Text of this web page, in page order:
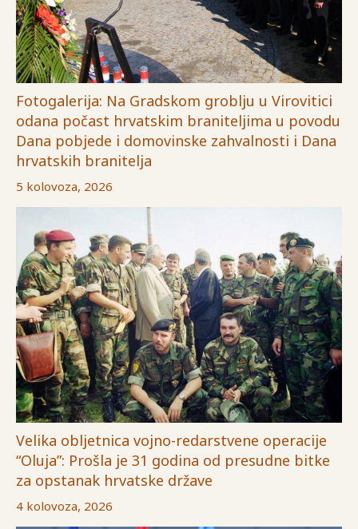
Fotogalerija: Na Gradskom groblju u Virovitici
odana počast hrvatskim braniteljima u povodu
Dana pobjede i domovinske zahvalnosti i Dana
hrvatskih branitelja
5 kolovoza, 2026
Velika obljetnica vojno-redarstvene operacije
“Oluja”: Prošla je 31 godina od presudne bitke
za opstanak hrvatske države
4 kolovoza, 2026